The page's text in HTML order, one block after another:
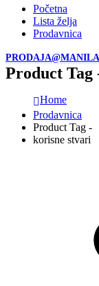
Početna
Lista želja
Prodavnica
Product Tag
Home
Prodavnica
Product Tag -
korisne stvari